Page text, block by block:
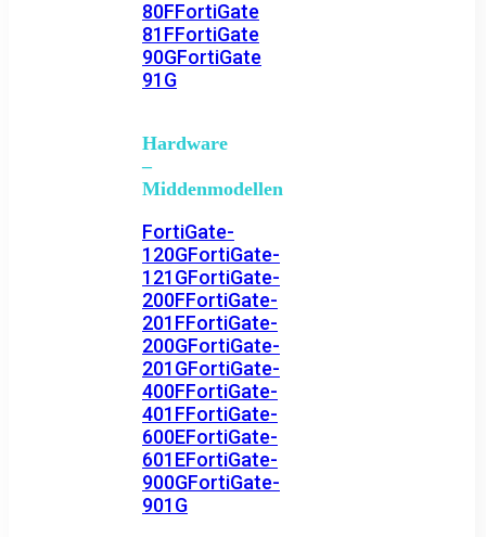
80FFortiGate
81FFortiGate
90GFortiGate
91G
Hardware
–
Middenmodellen
FortiGate-
120GFortiGate-
121GFortiGate-
200FFortiGate-
201FFortiGate-
200GFortiGate-
201GFortiGate-
400FFortiGate-
401FFortiGate-
600EFortiGate-
601EFortiGate-
900GFortiGate-
901G